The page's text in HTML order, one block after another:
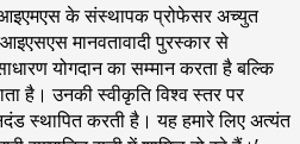
के संस्थापक प्रोफेसर अच्युत
मानवतावादी पुरस्कार से
योगदान का सम्मान करता है बल्कि
है। उनकी स्वीकृति विश्व स्तर पर
स्थापित करती है। यह हमारे लिए अत्यंत